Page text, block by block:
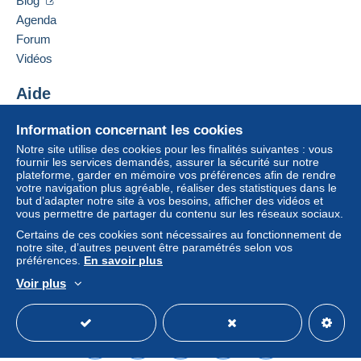
Un paiement ne passant pas par
paiement integré au site
vendeur à l’acheteur. Un achat non payé peut
entraîner des conséquences au niveau du compte
Si les conditions de vente du vendeur comportent
considérer comme nulles et non avenues. Les
conditions de paiement du site Delcampe, telles
que définies dans lesconditions d’utilisation , sont
les seules applicables.
Les achats doivent être payés dans les 14 jours
vendeur.
Garantie :
Droit de rétractation
l’acheteur.
Pour connaître les délais de retour et de
remboursement du lot, consultez les
conditions
Ajouter ce vendeur aux favoris
Information concernant les cookies
Notre site utilise des cookies pour les finalités suivantes : vous
fournir les services demandés, assurer la sécurité sur notre
plateforme, garder en mémoire vos préférences afin de rendre
votre navigation plus agréable, réaliser des statistiques dans le
but d’adapter notre site à vos besoins, afficher des vidéos et
vous permettre de partager du contenu sur les réseaux sociaux.
Certains de ces cookies sont nécessaires au fonctionnement de
notre site, d’autres peuvent être paramétrés selon vos
préférences. En savoir plus
Voir plus
Agenda
Forum
Vidéos
Aide
Acheter sur Delcampe
Vendre sur Delcampe
Un site sécurisé